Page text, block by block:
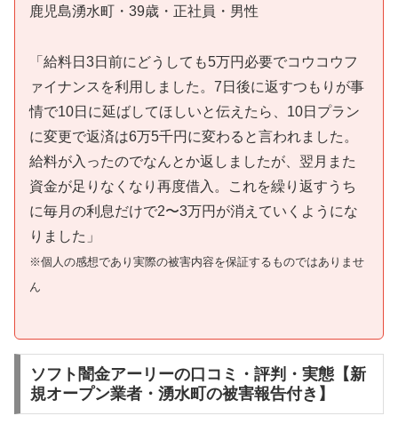
鹿児島湧水町・39歳・正社員・男性
「給料日3日前にどうしても5万円必要でコウコウフ
ァイナンスを利用しました。7日後に返すつもりが事
情で10日に延ばしてほしいと伝えたら、10日プラン
に変更で返済は6万5千円に変わると言われました。
給料が入ったのでなんとか返しましたが、翌月また
資金が足りなくなり再度借入。これを繰り返すうち
に毎月の利息だけで2〜3万円が消えていくようにな
りました」
※個人の感想であり実際の被害内容を保証するものではありませ
ん
ソフト闇金アーリーの口コミ・評判・実態【新
規オープン業者・湧水町の被害報告付き】